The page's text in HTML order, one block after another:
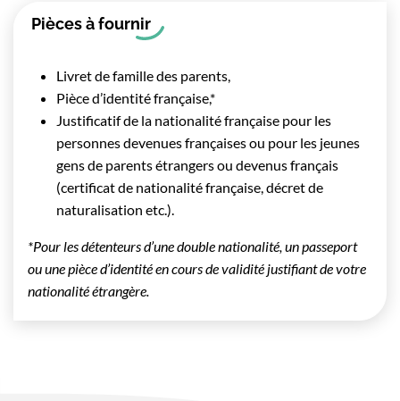
Pièces à fournir
Livret de famille des parents,
Pièce d’identité française,*
Justificatif de la nationalité française pour les
personnes devenues françaises ou pour les jeunes
gens de parents étrangers ou devenus français
(certificat de nationalité française, décret de
naturalisation etc.).
*Pour les détenteurs d’une double nationalité, un passeport
ou une pièce d’identité en cours de validité justifiant de votre
nationalité étrangère.